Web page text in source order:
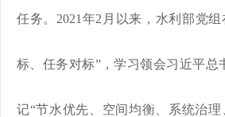
任务。2021年2月以来，水利部党
标、任务对标”，学习领会习近平
记“节水优先、空间均衡、系统治